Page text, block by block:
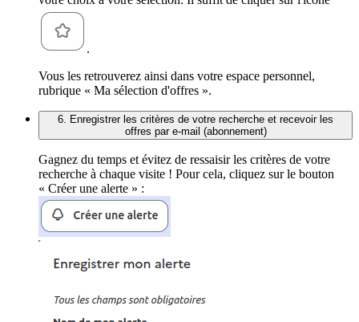
.
Vous les retrouverez ainsi dans votre espace personnel,
rubrique « Ma sélection d'offres ».
6. Enregistrer les critères de votre recherche et recevoir les
offres par e-mail (abonnement)
Gagnez du temps et évitez de ressaisir les critères de votre
recherche à chaque visite ! Pour cela, cliquez sur le bouton
« Créer une alerte » :